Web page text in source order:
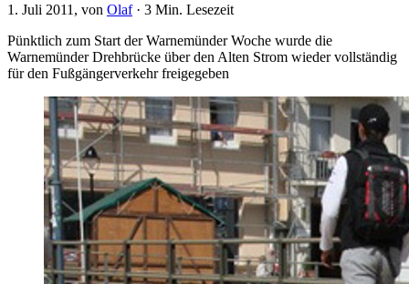
1. Juli 2011 , von Olaf· 3 Min. Lesezeit
Pünktlich zum Start der Warnemünder Woche wurde die
Warnemünder Drehbrücke über den Alten Strom wieder vollständig
für den Fußgängerverkehr freigegeben